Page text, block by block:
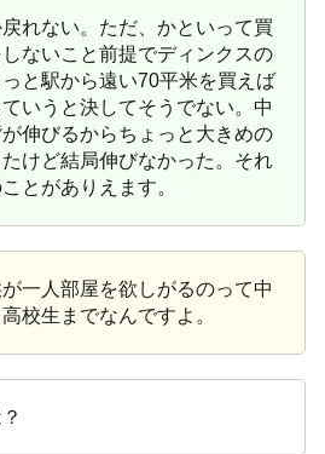
れない。ただ、かといって買
ないこと前提でディンクスの
っと駅から遠い70平米を買えば
いうと決してそうでない。中
伸びるからちょっと大きめの
けど結局伸びなかった。それ
とがありえます。
一人部屋を欲しがるのって中
校生までなんですよ。